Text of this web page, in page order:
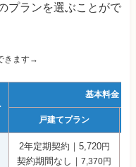
プランを選ぶことがで
きます→
基本料金（
戸建てプラン
2年定期契約｜5,720円
契約期間なし｜ 7,370円